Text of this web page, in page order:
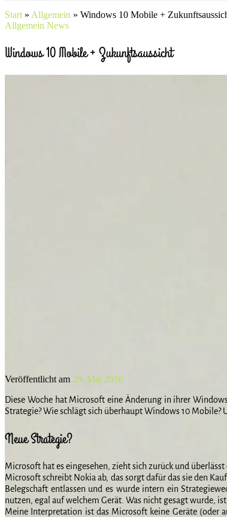
Start » Allgemein » Windows 10 Mobile +
Allgemein News
Windows 10 Mobile + Zukunftsaussicht
Veröffentlicht am 29. Mai 2016
Diese Woche hat Microsoft eine Änderung in ihrer
Strategie? Wie schlägt sich überhaupt Windows 10 Mobile?
Neue Strategie?
Microsoft hat es eingesehen, zieht sich zurück und überlässt
Microsoft schreibt Nokia ab, das sorgt dafür das sie den
Belegschaft entlassen und es wurde intern ein
nutzen, egal auf welchem Gerät. Was nicht gesagt wurde,
Meine Interpretation ist das Microsoft keine Geräte (oder